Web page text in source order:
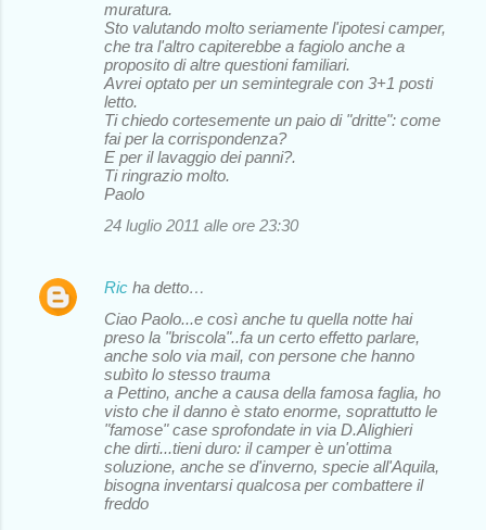
muratura.
Sto valutando molto seriamente l'ipotesi camper,
che tra l'altro capiterebbe a fagiolo anche a
proposito di altre questioni familiari.
Avrei optato per un semintegrale con 3+1 posti
letto.
Ti chiedo cortesemente un paio di "dritte": come
fai per la corrispondenza?
E per il lavaggio dei panni?.
Ti ringrazio molto.
Paolo
24 luglio 2011 alle ore 23:30
Ric ha detto…
Ciao Paolo...e così anche tu quella notte hai
preso la "briscola"..fa un certo effetto parlare,
anche solo via mail, con persone che hanno
subìto lo stesso trauma
a Pettino, anche a causa della famosa faglia, ho
visto che il danno è stato enorme, soprattutto le
"famose" case sprofondate in via D.Alighieri
che dirti...tieni duro: il camper è un'ottima
soluzione, anche se d'inverno, specie all'Aquila,
bisogna inventarsi qualcosa per combattere il
freddo